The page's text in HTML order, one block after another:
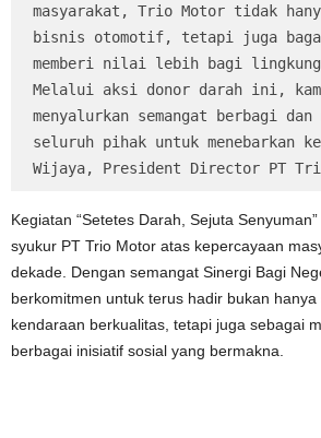
masyarakat, Trio Motor tidak
bisnis otomotif, tetapi juga
memberi nilai lebih bagi
Melalui aksi donor darah ini,
menyalurkan semangat berbagi dan
seluruh pihak untuk menebarkan
Wijaya, President Director PT
Kegiatan “Setetes Darah, Sejuta
syukur PT Trio Motor atas kepercayaan
dekade. Dengan semangat Sinergi Bagi
berkomitmen untuk terus hadir bukan
kendaraan berkualitas, tetapi juga sebagai
berbagai inisiatif sosial yang bermakna.